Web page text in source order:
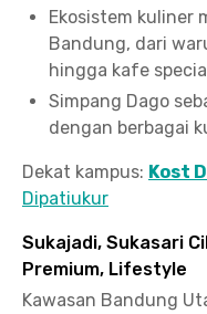
Ekosistem kuliner
Bandung, dari
hingga kafe
Simpang Dago
dengan berbagai
Dekat kampus: Kost
Dipatiukur
Sukajadi, Sukasari
Premium, Lifestyle
Kawasan Bandung